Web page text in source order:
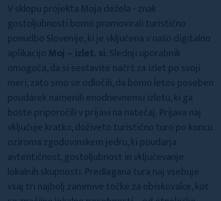
V sklopu projekta Moja dežela - znak
gostoljubnosti bomo promovirali turistično
ponudbo Slovenije, ki je vključena v našo digitalno
aplikacijo Moj – izlet. si.Slednji uporabnik
omogoča, da si sestavite načrt za izlet po svoji
meri, zato smo se odločili, da bomo letos poseben
poudarek namenili enodnevnemu izletu, ki ga
boste priporočili v prijavi na natečaj. Prijava naj
vključuje kratko, doživeto turistično turo po koncu
oziroma zgodovinskem jedru, ki poudarja
avtentičnost, gostoljubnost in vključevanje
lokalnih skupnosti. Predlagana tura naj vsebuje
vsaj tri najbolj zanimive točke za obiskovalce, kot